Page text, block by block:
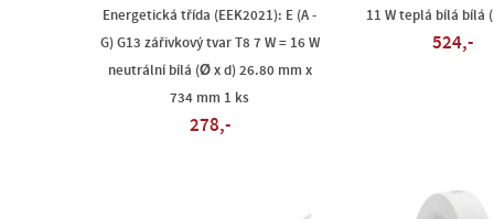
Energetická třída (EEK2021): E (A -
G) G13 zářivkový tvar T8 7 W = 16 W
neutrální bílá (Ø x d) 26.80 mm x
734 mm 1 ks
278,-
11 W teplá bílá bílá
524,-